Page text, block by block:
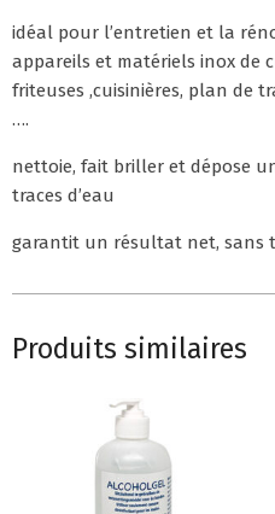
idéal pour l’entretien et la
appareils et matériels inox de
friteuses ,cuisinières, plan de
….
nettoie, fait briller et dépose
traces d’eau
garantit un résultat net, sans
Produits similaires